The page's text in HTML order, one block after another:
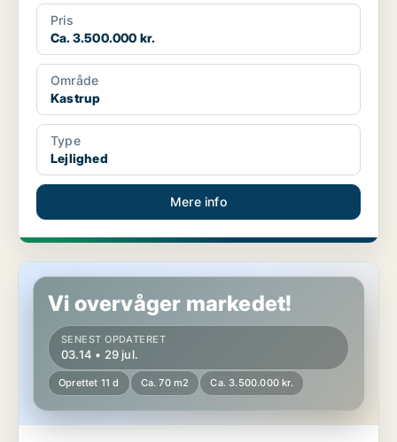
Pris
Ca. 3.500.000 kr.
Område
Kastrup
Type
Lejlighed
Mere info
Lejlighed i Kastrup
Vi overvåger markedet!
SENEST OPDATERET
03.14 • 29 jul.
Oprettet 11 d Ca. 70 m2 Ca. 3.500.000 kr.